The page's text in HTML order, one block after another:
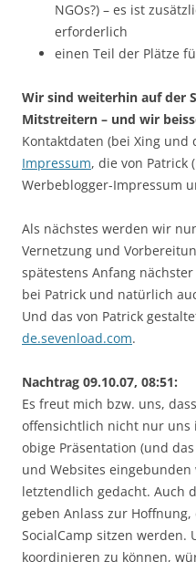
NGOs?) – es ist
erforderlich
einen Teil der Plätze
Wir sind weiterhin auf der
Mitstreitern – und wir
Kontaktdaten (bei Xing
Impressum, die von Patrick
Werbeblogger-Impressum
Als nächstes werden wir
Vernetzung und
spätestens Anfang
bei Patrick und natürlich
Und das von Patrick
de.sevenload.com.
Nachtrag 09.10.07, 08:51:
Es freut mich bzw. uns,
offensichtlich nicht nur uns
obige Präsentation (und
und Websites
letztendlich gedacht. Auch
geben Anlass zur
SocialCamp sitzen werden.
koordinieren zu können,